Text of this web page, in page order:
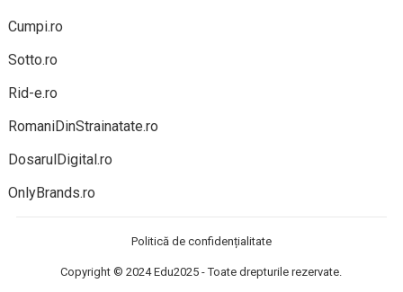
Cumpi.ro
Sotto.ro
Rid-e.ro
RomaniDinStrainatate.ro
DosarulDigital.ro
OnlyBrands.ro
Politică de confidențialitate
Copyright © 2024Edu2025 - Toate drepturile rezervate.